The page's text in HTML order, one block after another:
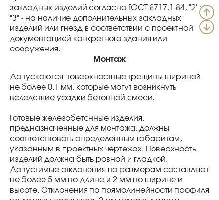
закладных изделий согласно ГОСТ 8717.1-84, "2" и
"3" - на наличие дополнительных закладных
изделий или гнезд в соответствии с проектной
документацией конкретного здания или
сооружения.
Монтаж
Допускаются поверхностные трещины шириной
не более 0.1 мм, которые могут возникнуть
вследствие усадки бетонной смеси.
Готовые железобетонные изделия,
предназначенные для монтажа, должны
соответствовать определенным габаритам,
указанным в проектных чертежах. Поверхность
изделий должна быть ровной и гладкой.
Допустимые отклонения по размерам составляют
не более 5 мм по длине и 2 мм по ширине и
высоте. Отклонения по прямолинейности профиля